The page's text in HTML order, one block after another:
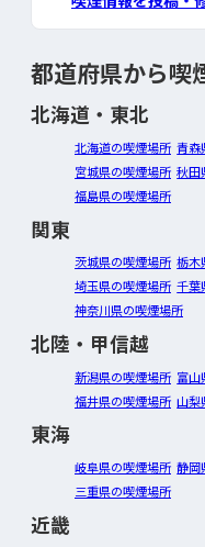
都道府県から喫
北海道・東北
北海道の喫煙場所 青森
宮城県の喫煙場所 秋田
福島県の喫煙場所
関東
茨城県の喫煙場所 栃木
埼玉県の喫煙場所 千葉
神奈川県の喫煙場所
北陸・甲信越
新潟県の喫煙場所 富山
福井県の喫煙場所 山梨
東海
岐阜県の喫煙場所 静岡
三重県の喫煙場所
近畿